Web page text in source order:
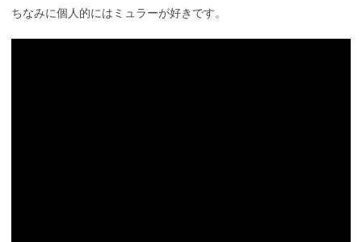
ちなみに個人的にはミュラーが好きです。